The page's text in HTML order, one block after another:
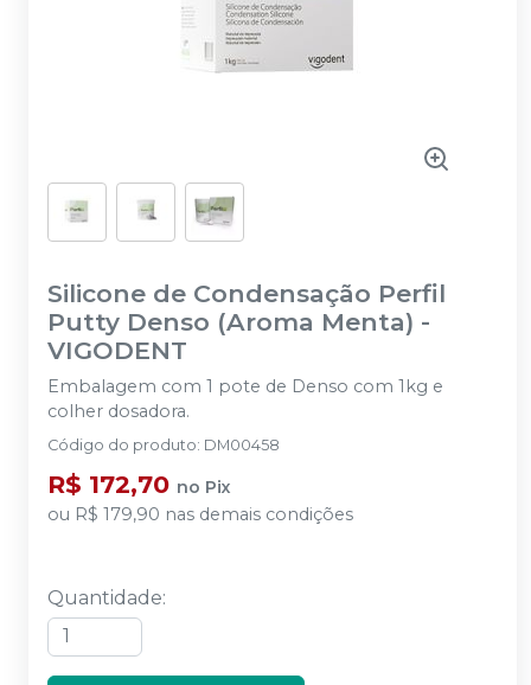
Silicone de Condensação Perfil
Putty Denso (Aroma Menta) -
VIGODENT
Embalagem com 1 pote de Denso com 1kg e
colher dosadora.
Código do produto: DM00458
R$ 172,70 no Pix
ou R$ 179,90 nas demais condições
Quantidade: